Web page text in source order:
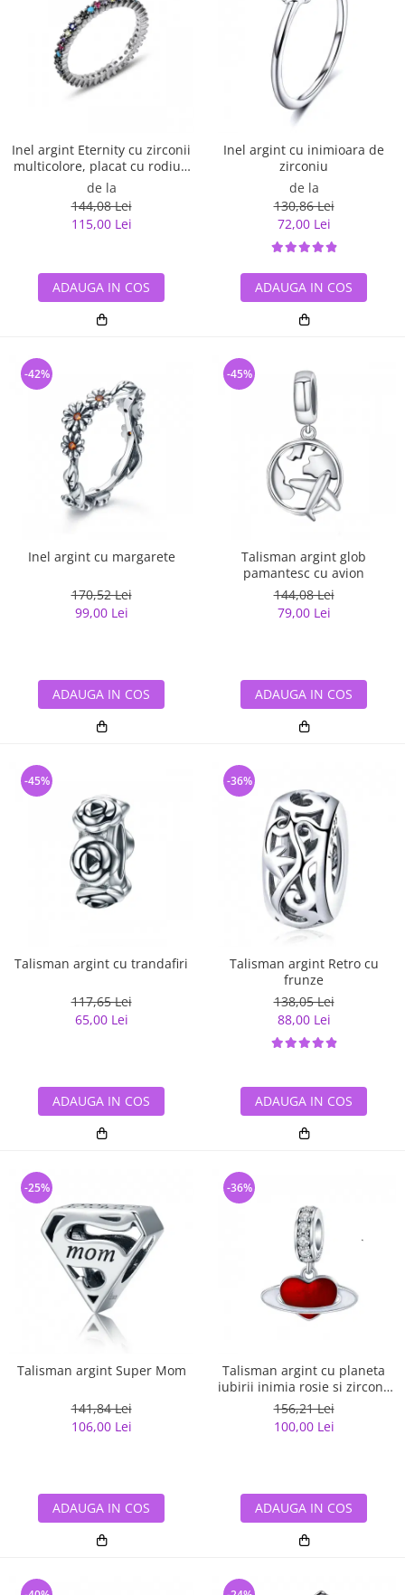
Inel argint Eternity cu zirconii
multicolore, placat cu rodiu -
ITU0229
de la
144,08 Lei
115,00 Lei
ADAUGA IN COS
Inel argint cu inimioara de
zirconiu
de la
130,86 Lei
72,00 Lei
ADAUGA IN COS
Inel argint cu margarete
170,52 Lei
99,00 Lei
-42%
ADAUGA IN COS
Talisman argint glob
pamantesc cu avion
144,08 Lei
79,00 Lei
-45%
ADAUGA IN COS
Talisman argint cu trandafiri
117,65 Lei
65,00 Lei
-45%
ADAUGA IN COS
Talisman argint Retro cu
frunze
138,05 Lei
88,00 Lei
-36%
ADAUGA IN COS
Talisman argint Super Mom
141,84 Lei
106,00 Lei
-25%
ADAUGA IN COS
Talisman argint cu planeta
iubirii inimia rosie si zirconii
albe
156,21 Lei
100,00 Lei
-36%
ADAUGA IN COS